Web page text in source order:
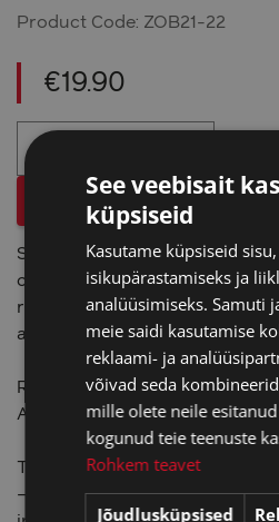
Product Code: ZOB21-22
€19.90
Zippo
quantity
Sunglasses (PPE) made by
conformity with the
requirements of EEC directive
amendments.
Reference standard EN ISO
AS/NZS 1067.1
TECHNICAL SPECIFICATIONS
– Optical Class 1 – Filter
See veebisait
küpsiseid
Kasutame küpsiseid
isikupärastamiseks ja
analüüsimiseks. Samuti
meie saidi kasutamise
reklaami- ja
võivad seda
mille olete neile
kogunud teie teenuste
Rohkem teavet
Jõudlusküpsised